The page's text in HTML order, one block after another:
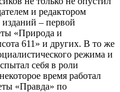
и редактором
– первой
«Природа и
611» и других. В то же
режима и
себя в роли
время работал
«Правда» по